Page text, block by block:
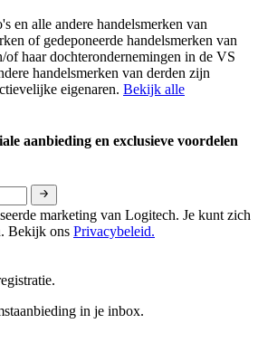
en alle andere handelsmerken van
of gedeponeerde handelsmerken van
haar dochterondernemingen in de VS
handelsmerken van derden zijn
eigenaren. Bekijk alle
aanbieding en exclusieve voordelen
marketing van Logitech. Je kunt zich
Bekijk ons Privacybeleid.
in je inbox.